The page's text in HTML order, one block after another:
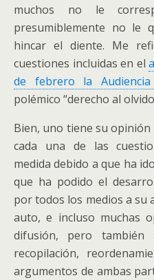
muchos no le
presumiblemente no le
hincar el diente. Me
cuestiones incluidas en el
de febrero la Audiencia
polémico “derecho al
Bien, uno tiene su
cada una de las
medida debido a que ha
que ha podido el
por todos los medios a su
auto, e incluso muchas
difusión, pero
recopilación,
argumentos de ambas